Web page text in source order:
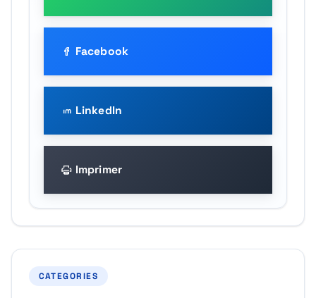
Facebook
LinkedIn
Imprimer
CATEGORIES